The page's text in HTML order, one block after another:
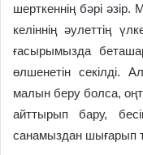
шерткеннің бәрі
келіннің әулеттің
ғасырымызда
өлшенетін секілді.
малын беру болса,
айттырып бару,
санамыздан шығарып